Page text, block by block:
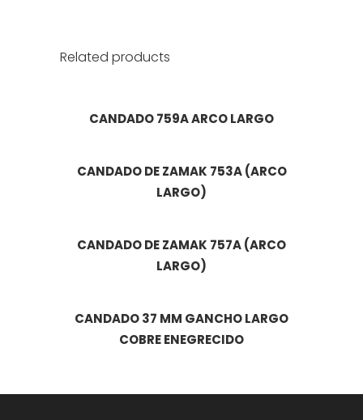
Related products
CANDADO 759A ARCO LARGO
CANDADO DE ZAMAK 753A (ARCO
LARGO)
CANDADO DE ZAMAK 757A (ARCO
LARGO)
CANDADO 37 MM GANCHO LARGO
COBRE ENEGRECIDO